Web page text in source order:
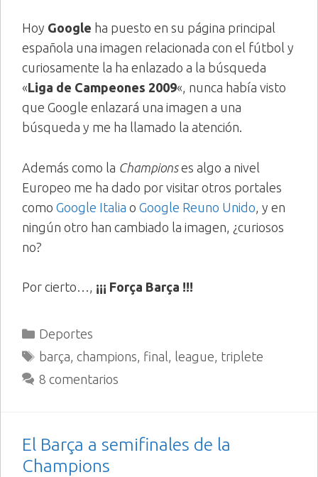
Hoy Google ha puesto en su página principal
española una imagen relacionada con el fútbol y
curiosamente la ha enlazado a la búsqueda
«Liga de Campeones 2009«, nunca había visto
que Google enlazará una imagen a una
búsqueda y me ha llamado la atención.
Además como la Championses algo a nivel
Europeo me ha dado por visitar otros portales
como Google Italia o Google Reuno Unido , y en
ningún otro han cambiado la imagen, ¿curiosos
no?
Por cierto…, ¡¡¡ Força Barça !!!
Categorías
Deportes
Etiquetas
barça, champions, final, league, triplete
8 comentarios
El Barça a semifinales de la
Champions